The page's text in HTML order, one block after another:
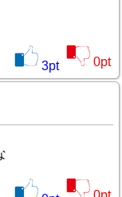
3pt 0pt